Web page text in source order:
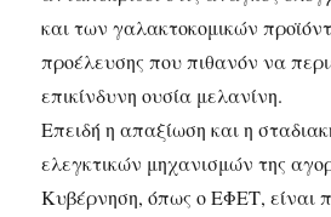
και των γαλακτοκομικών
προέλευσης που πιθανόν να
επικίνδυνη ουσία μελανίνη.
Επειδή η απαξίωση και η
ελεγκτικών μηχανισμών της
Κυβέρνηση, όπως ο ΕΦΕΤ, είναι